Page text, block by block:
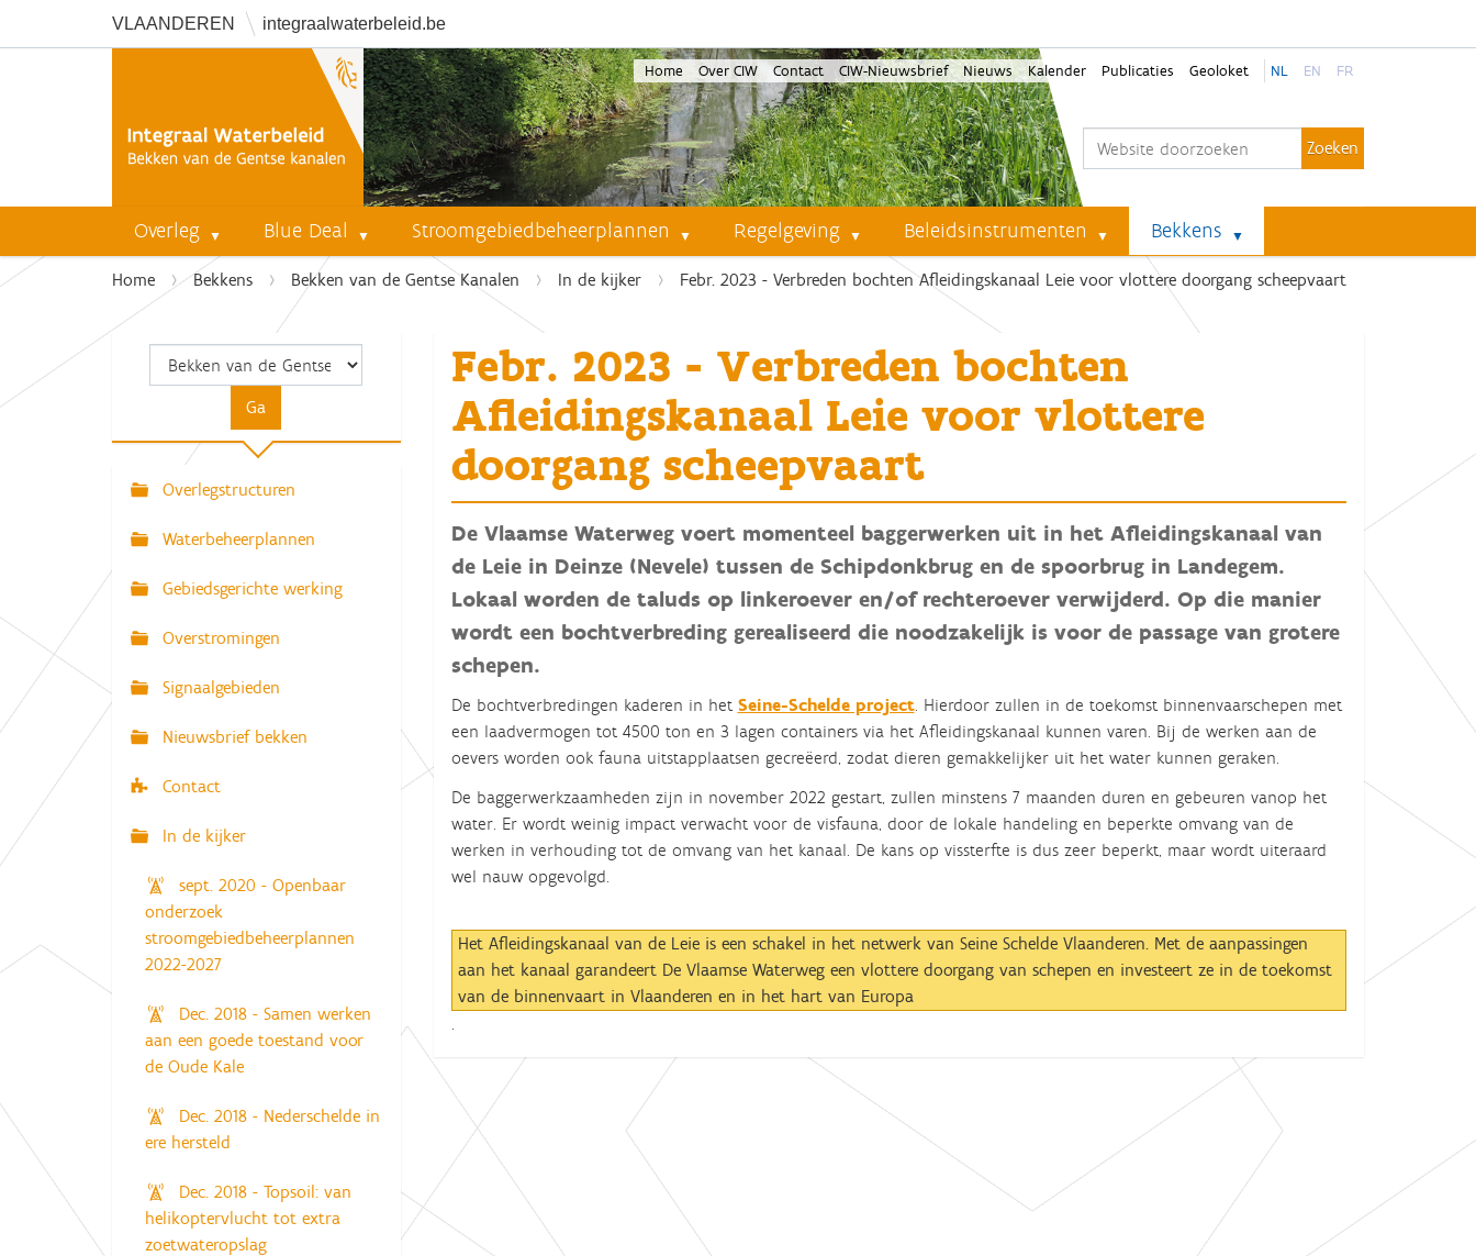
VLAANDEREN integraalwaterbeleid.be
Home Over CIW Contact CIW-Nieuwsbrief Nieuws Kalender Publicaties Geoloket NL EN FR
Overleg Blue Deal Stroomgebiedbeheerplannen Regelgeving Beleidsinstrumenten Bekkens
U
e
Home Bekkens Bekken van de Gentse Kanalen In de kijker Febr. 2023 - Verbreden bochten Afleidingskanaal Leie voor vlottere doorgang scheepvaart
Febr. 2023 - Verbreden bochten
Afleidingskanaal Leie voor vlottere
doorgang scheepvaart
De Vlaamse Waterweg voert momenteel baggerwerken uit in het Afleidingskanaal van
de Leie in Deinze (Nevele) tussen de Schipdonkbrug en de spoorbrug in Landegem.
Lokaal worden de taluds op linkeroever en/of rechteroever verwijderd. Op die manier
wordt een bochtverbreding gerealiseerd die noodzakelijk is voor de passage van grotere
schepen.
De bochtverbredingen kaderen in het Seine-Schelde project. Hierdoor zullen in de toekomst binnenvaarschepen met
een laadvermogen tot 4500 ton en 3 lagen containers via het Afleidingskanaal kunnen varen. Bij de werken aan de
oevers worden ook fauna uitstapplaatsen gecreëerd, zodat dieren gemakkelijker uit het water kunnen geraken.
De baggerwerkzaamheden zijn in november 2022 gestart, zullen minstens 7 maanden duren en gebeuren vanop het
water. Er wordt weinig impact verwacht voor de visfauna, door de lokale handeling en beperkte omvang van de
werken in verhouding tot de omvang van het kanaal. De kans op vissterfte is dus zeer beperkt, maar wordt uiteraard
wel nauw opgevolgd.
Het Afleidingskanaal van de Leie is een schakel in het netwerk van Seine Schelde Vlaanderen. Met de aanpassingen
aan het kanaal garandeert De Vlaamse Waterweg een vlottere doorgang van schepen en investeert ze in de toekomst
van de binnenvaart in Vlaanderen en in het hart van Europa
N
a
i
g
t
Overlegstructuren
Waterbeheerplannen
Gebiedsgerichte werking
Overstromingen
Signaalgebieden
Nieuwsbrief bekken
Contact
In de kijker
sept. 2020 - Openbaar
onderzoek
stroomgebiedbeheerplannen
2022-2027
Dec. 2018 - Samen werken
aan een goede toestand voor
de Oude Kale
Dec. 2018 - Nederschelde in
ere hersteld
Dec. 2018 - Topsoil: van
helikoptervlucht tot extra
zoetwateropslag